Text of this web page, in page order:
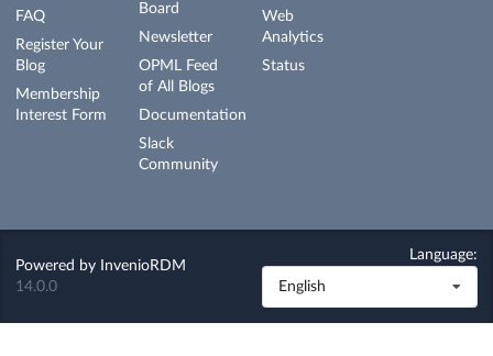
FAQ
Register Your
Blog
Membership
Interest Form
Board
Newsletter
OPML Feed
of All Blogs
Documentation
Slack
Community
Web
Analytics
Status
Powered by
InvenioRDM
14.0.0
Language:
English